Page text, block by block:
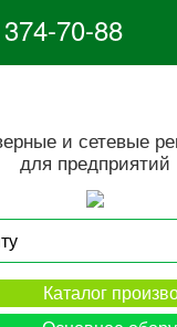
70-88
и сетевые
для предприятий
Каталог